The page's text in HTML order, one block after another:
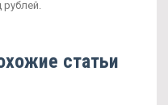
рублей.
статьи